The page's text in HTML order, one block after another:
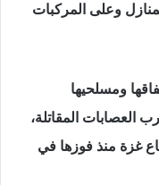
وعلى المركبات
ومسلحيها
العصابات المقاتلة،
غزة منذ فوزها في